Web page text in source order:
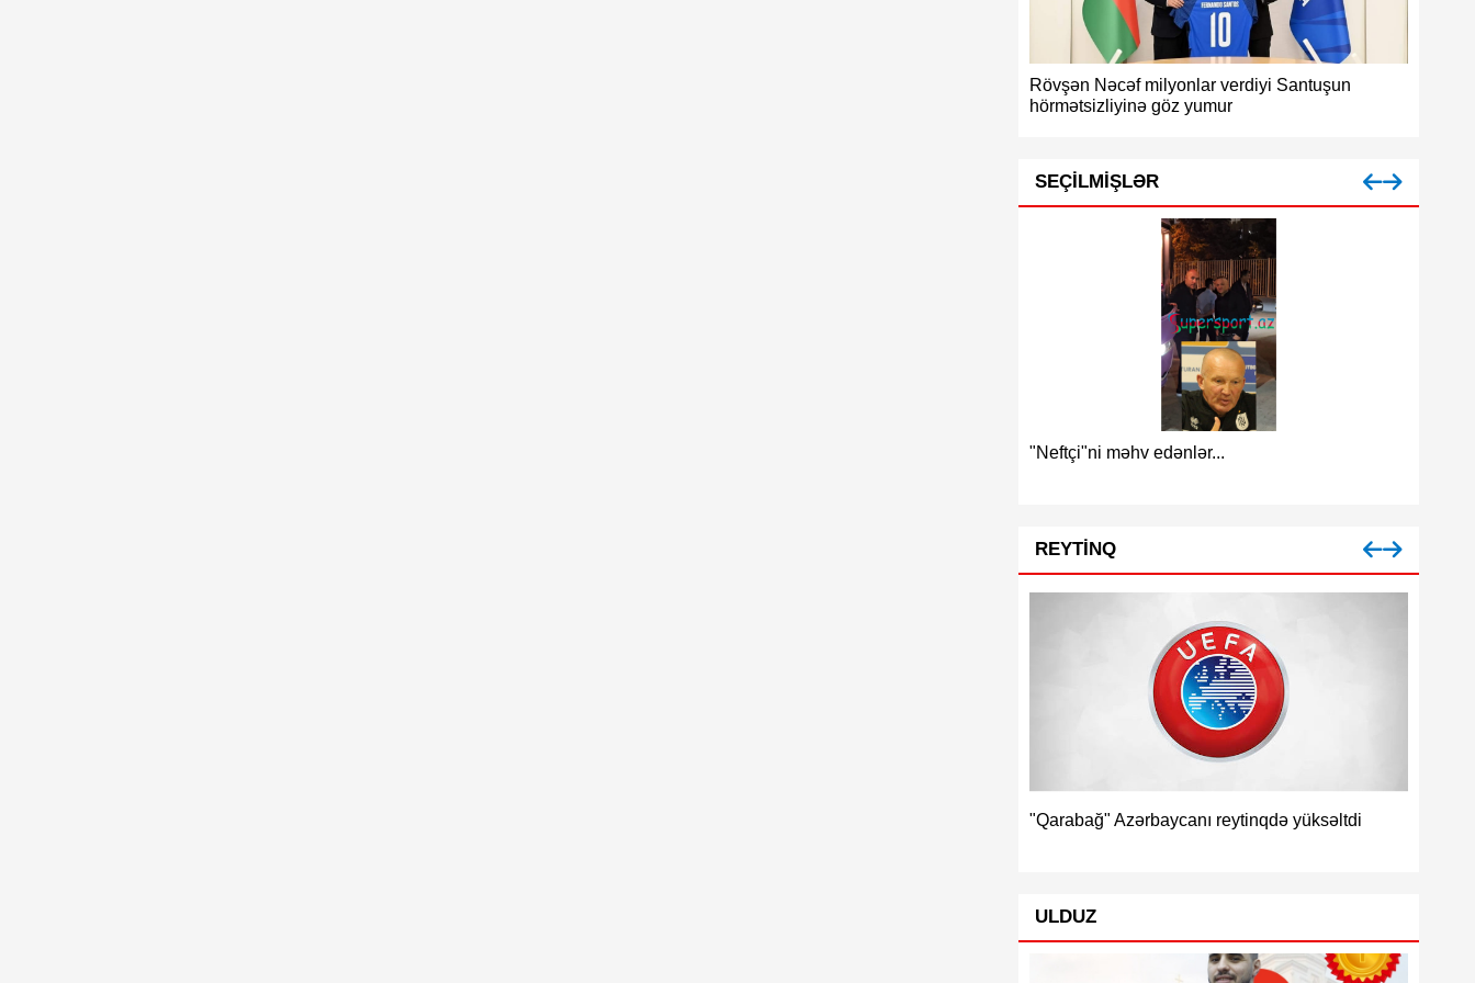
Rövşən Nəcəf milyonlar verdiyi Santuşun
hörmətsizliyinə göz yumur
SEÇILMIŞLƏR
"Neftçi"ni məhv edənlər...
REYTINQ
"Qarabağ" Azərbaycanı reytinqdə yüksəltdi
ULDUZ